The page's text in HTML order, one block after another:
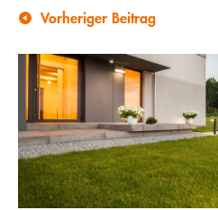
FAQ
ZAHLUNG & VERSAND
LUPUS | DOWNLOADS
EOL PRODUKT DOWNLOADS
Vorheriger Beitrag